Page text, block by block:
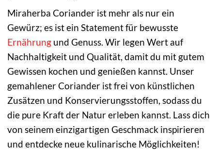
Miraherba Coriander ist mehr als nur ein
Gewürz; es ist ein Statement für bewusste
Ernährung und Genuss. Wir legen Wert auf
Nachhaltigkeit und Qualität, damit du mit gutem
Gewissen kochen und genießen kannst. Unser
gemahlener Coriander ist frei von künstlichen
Zusätzen und Konservierungsstoffen, sodass du
die pure Kraft der Natur erleben kannst. Lass dich
von seinem einzigartigen Geschmack inspirieren
und entdecke neue kulinarische Möglichkeiten!